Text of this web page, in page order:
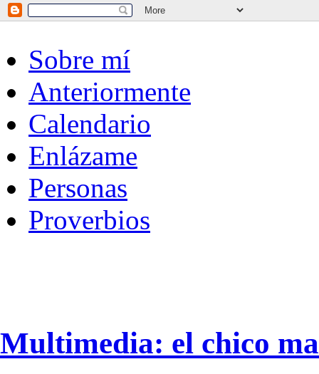
Sobre mí
Anteriormente
Calendario
Enlázame
Personas
Proverbios
Multimedia: el chico